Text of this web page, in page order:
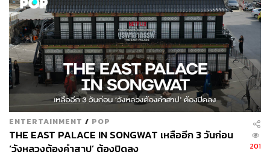
ENTERTAINMENT / POP
THE EAST PALACE IN SONGWAT เหลืออีก 3 วันก่อน
‘วังหลวงต้องคำสาป’ ต้องปิดลง
201